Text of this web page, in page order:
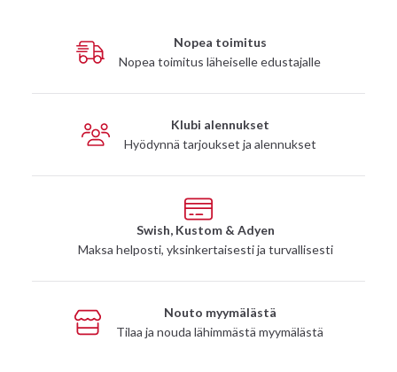
Nopea toimitus
Nopea toimitus läheiselle edustajalle
Klubi alennukset
Hyödynnä tarjoukset ja alennukset
Swish, Kustom & Adyen
Maksa helposti, yksinkertaisesti ja turvallisesti
Nouto myymälästä
Tilaa ja nouda lähimmästä myymälästä